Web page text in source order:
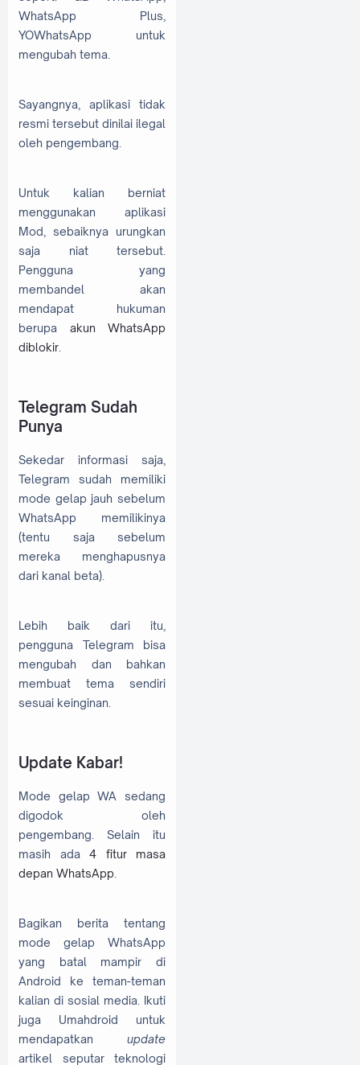
WhatsApp Plus,
YOWhatsApp untuk
mengubah tema.
Sayangnya, aplikasi tidak
resmi tersebut dinilai ilegal
oleh pengembang.
Untuk kalian berniat
menggunakan aplikasi
Mod, sebaiknya urungkan
saja niat tersebut.
Pengguna yang
membandel akan
mendapat hukuman
berupa akun WhatsApp
diblokir
Telegram Sudah
Punya
Sekedar informasi saja,
Telegram sudah memiliki
mode gelap jauh sebelum
WhatsApp memilikinya
(tentu saja sebelum
mereka menghapusnya
dari kanal beta).
Lebih baik dari itu,
pengguna Telegram bisa
mengubah dan bahkan
membuat tema sendiri
sesuai keinginan.
Update Kabar!
Mode gelap WA sedang
digodok oleh
pengembang. Selain itu
masih ada 4 fitur masa
depan WhatsApp
Bagikan berita tentang
mode gelap WhatsApp
yang batal mampir di
Android ke teman-teman
kalian di sosial media. Ikuti
juga Umahdroid untuk
mendapatkan update
artikel seputar teknologi